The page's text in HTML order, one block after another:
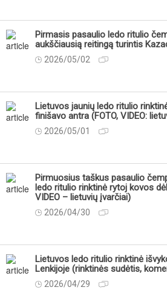
Pirmasis pasaulio ledo ritulio
aukščiausią reitingą turintis
2026/05/02
Lietuvos jaunių ledo ritulio
finišavo antra (FOTO, VIDEO:
2026/05/01
Pirmuosius taškus pasaulio
ledo ritulio rinktinė rytoj kovos
VIDEO – lietuvių įvarčiai)
2026/04/30
Lietuvos ledo ritulio rinktinė
Lenkijoje (rinktinės sudėtis,
2026/04/29